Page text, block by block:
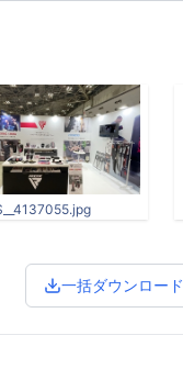
一括ダウンロード